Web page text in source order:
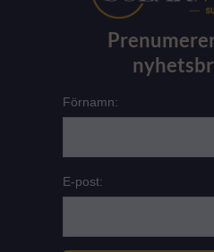
Förnamn:
E-post: